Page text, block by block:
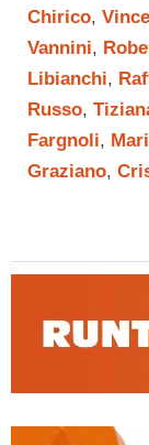
Chirico,
Vannini,
Libianchi,
Russo,
Fargnoli,
Graziano,